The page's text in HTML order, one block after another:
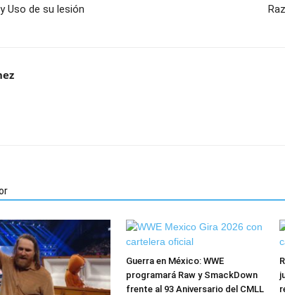
Uso de su lesión
Guerra en México: WWE
programará Raw y SmackDown
frente al 93 Aniversario del CMLL